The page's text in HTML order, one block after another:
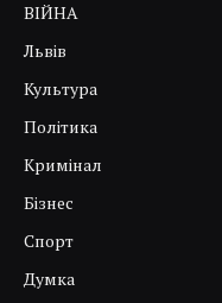
ВІЙНА
Львів
Культура
Політика
Кримінал
Бізнес
Спорт
Думка